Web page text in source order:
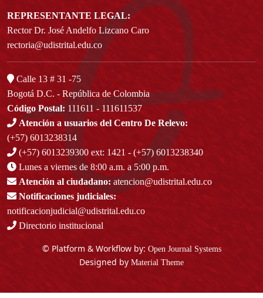
REPRESENTANTE LEGAL:
Rector Dr. José Andelfo Lizcano Caro
rectoria@udistrital.edu.co
Calle 13 # 31 -75
Bogotá D.C. - República de Colombia
Código Postal: 111611 - 111611537
Atención a usuarios del Centro De Relevo:
(+57) 6013238314
(+57) 6013239300 ext: 1421 - (+57) 6013238340
Lunes a viernes de 8:00 a.m. a 5:00 p.m.
Atención al ciudadano: atencion@udistrital.edu.co
Notificaciones judiciales:
notificacionjudicial@udistrital.edu.co
Directorio institucional
© Platform & Workflow by: Open Journal Systems
Designed by Material Theme